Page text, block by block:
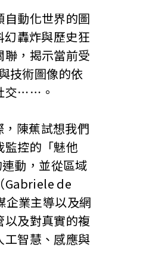
動化世界的圖
轟炸與歷史狂
，揭示當前受
技術圖像的依
交⋯⋯。
陳蕉試想我們
控的「魅他
動，並從區域
Gabriele de
企業主導以及網
以及對真實的複
工智慧、感應與